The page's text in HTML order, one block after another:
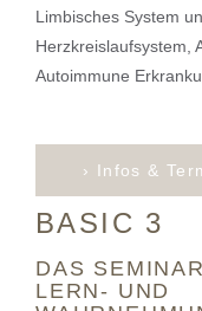
Limbisches System
Herzkreislaufsystem,
Autoimmune
› Infos &
BASIC 3
DAS
LERN- UND